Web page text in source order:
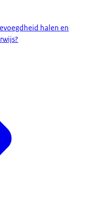
halen en